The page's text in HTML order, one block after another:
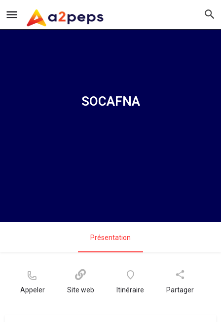
SOCAFNA
Présentation
Appeler Site web Itinéraire Partager